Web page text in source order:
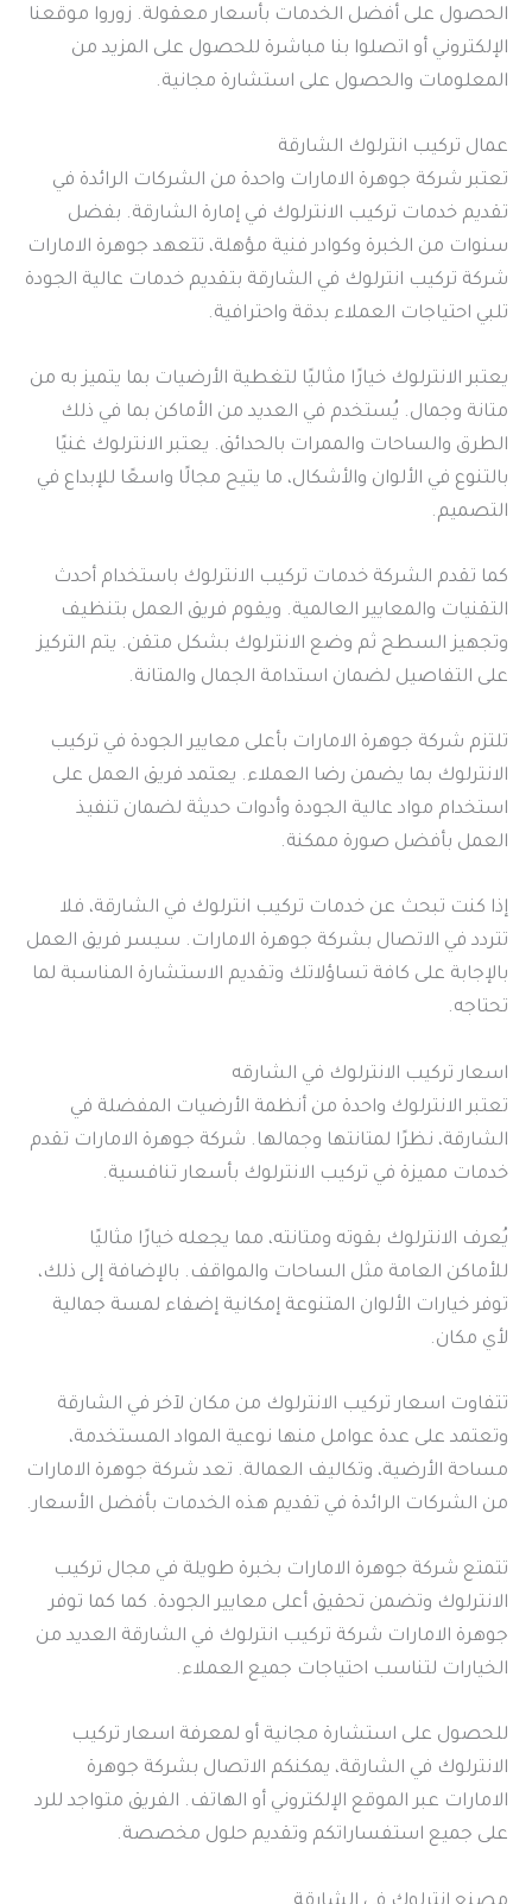
الحصول على أفضل الخدمات بأسعار معقولة. زوروا موقعنا
الإلكتروني أو اتصلوا بنا مباشرة للحصول على المزيد من
المعلومات والحصول على استشارة مجانية.
عمال تركيب انترلوك الشارقة
تعتبر شركة جوهرة الامارات واحدة من الشركات الرائدة في
تقديم خدمات تركيب الانترلوك في إمارة الشارقة. بفضل
سنوات من الخبرة وكوادر فنية مؤهلة، تتعهد جوهرة الامارات
شركة تركيب انترلوك في الشارقة بتقديم خدمات عالية الجودة
تلبي احتياجات العملاء بدقة واحترافية.
يعتبر الانترلوك خيارًا مثاليًا لتغطية الأرضيات بما يتميز به من
متانة وجمال. يُستخدم في العديد من الأماكن بما في ذلك
الطرق والساحات والممرات بالحدائق. يعتبر الانترلوك غنيًا
بالتنوع في الألوان والأشكال، ما يتيح مجالًا واسعًا للإبداع في
التصميم.
كما تقدم الشركة خدمات تركيب الانترلوك باستخدام أحدث
التقنيات والمعايير العالمية. ويقوم فريق العمل بتنظيف
وتجهيز السطح ثم وضع الانترلوك بشكل متقن. يتم التركيز
على التفاصيل لضمان استدامة الجمال والمتانة.
تلتزم شركة جوهرة الامارات بأعلى معايير الجودة في تركيب
الانترلوك بما يضمن رضا العملاء. يعتمد فريق العمل على
استخدام مواد عالية الجودة وأدوات حديثة لضمان تنفيذ
العمل بأفضل صورة ممكنة.
إذا كنت تبحث عن خدمات تركيب انترلوك في الشارقة، فلا
تتردد في الاتصال بشركة جوهرة الامارات. سيسر فريق العمل
بالإجابة على كافة تساؤلاتك وتقديم الاستشارة المناسبة لما
تحتاجه.
اسعار تركيب الانترلوك في الشارقه
تعتبر الانترلوك واحدة من أنظمة الأرضيات المفضلة في
الشارقة، نظرًا لمتانتها وجمالها. شركة جوهرة الامارات تقدم
خدمات مميزة في تركيب الانترلوك بأسعار تنافسية.
يُعرف الانترلوك بقوته ومتانته، مما يجعله خيارًا مثاليًا
للأماكن العامة مثل الساحات والمواقف. بالإضافة إلى ذلك،
توفر خيارات الألوان المتنوعة إمكانية إضفاء لمسة جمالية
لأي مكان.
تتفاوت اسعار تركيب الانترلوك من مكان لآخر في الشارقة
وتعتمد على عدة عوامل منها نوعية المواد المستخدمة،
مساحة الأرضية، وتكاليف العمالة. تعد شركة جوهرة الامارات
من الشركات الرائدة في تقديم هذه الخدمات بأفضل الأسعار.
تتمتع شركة جوهرة الامارات بخبرة طويلة في مجال تركيب
الانترلوك وتضمن تحقيق أعلى معايير الجودة. كما كما توفر
جوهرة الامارات شركة تركيب انترلوك في الشارقة العديد من
الخيارات لتناسب احتياجات جميع العملاء.
للحصول على استشارة مجانية أو لمعرفة اسعار تركيب
الانترلوك في الشارقة، يمكنكم الاتصال بشركة جوهرة
الامارات عبر الموقع الإلكتروني أو الهاتف. الفريق متواجد للرد
على جميع استفساراتكم وتقديم حلول مخصصة.